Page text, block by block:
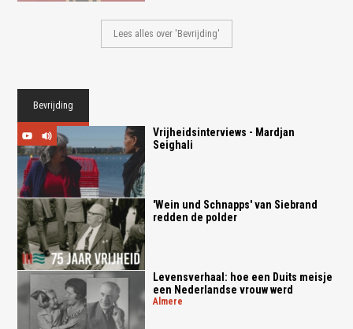
Lees alles over 'Bevrijding'
Bevrijding
Vrijheidsinterviews - Mardjan
Seighali
'Wein und Schnapps' van Siebrand
redden de polder
Levensverhaal: hoe een Duits meisje
een Nederlandse vrouw werd
almere